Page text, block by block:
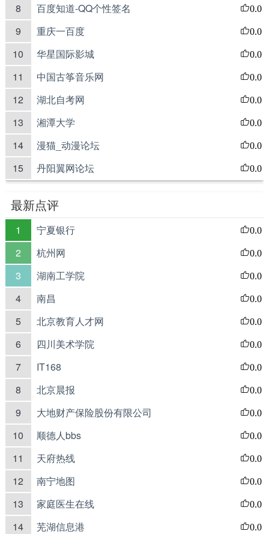
8 百度知道-QQ个性签名 0.0
9 重庆一百度 0.0
10 华星国际影城 0.0
11 中国古筝音乐网 0.0
12 湖北自考网 0.0
13 湘潭大学 0.0
14 漫猫_动漫论坛 0.0
15 丹阳翼网论坛 0.0
最新点评
1 宁夏银行 0.0
2 杭州网 0.0
3 湖南工学院 0.0
4 南昌 0.0
5 北京教育人才网 0.0
6 四川美术学院 0.0
7 IT168 0.0
8 北京晨报 0.0
9 大地财产保险股份有限公司 0.0
10 顺德人bbs 0.0
11 天府热线 0.0
12 南宁地图 0.0
13 家庭医生在线 0.0
14 芜湖信息港 0.0